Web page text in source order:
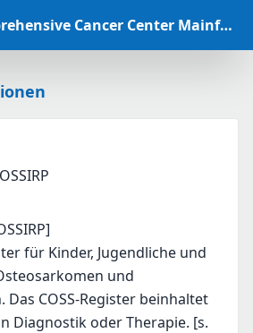
Comprehensive Cancer Center Mainfranken Studiendatenbank
für Kinder, Jugendliche und
und
COSS-Register beinhaltet
Diagnostik oder Therapie. [s.